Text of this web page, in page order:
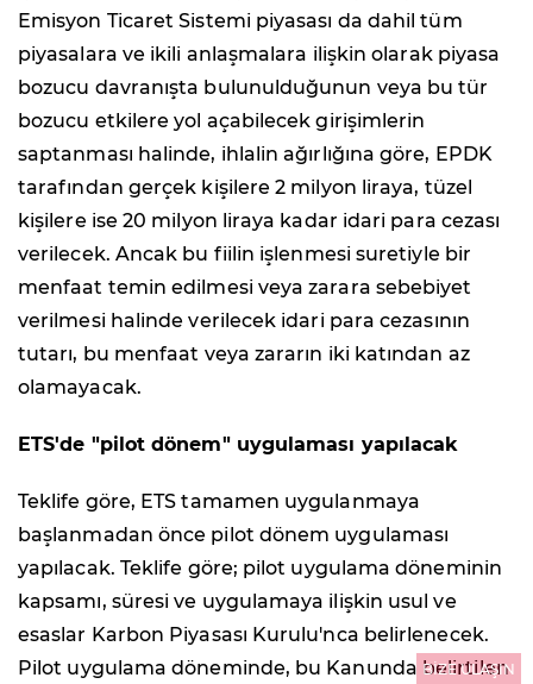
Emisyon Ticaret Sistemi piyasası da dahil tüm
piyasalara ve ikili anlaşmalara ilişkin olarak piyasa
bozucu davranışta bulunulduğunun veya bu tür
bozucu etkilere yol açabilecek girişimlerin
saptanması halinde, ihlalin ağırlığına göre, EPDK
tarafından gerçek kişilere 2 milyon liraya, tüzel
kişilere ise 20 milyon liraya kadar idari para cezası
verilecek. Ancak bu fiilin işlenmesi suretiyle bir
menfaat temin edilmesi veya zarara sebebiyet
verilmesi halinde verilecek idari para cezasının
tutarı, bu menfaat veya zararın iki katından az
olamayacak.
ETS'de "pilot dönem" uygulaması yapılacak
Teklife göre, ETS tamamen uygulanmaya
başlanmadan önce pilot dönem uygulaması
yapılacak. Teklife göre; pilot uygulama döneminin
kapsamı, süresi ve uygulamaya ilişkin usul ve
esaslar Karbon Piyasası Kurulu'nca belirlenecek.
Pilot uygulama döneminde, bu Kanunda belirtilen
BİZE ULAŞIN